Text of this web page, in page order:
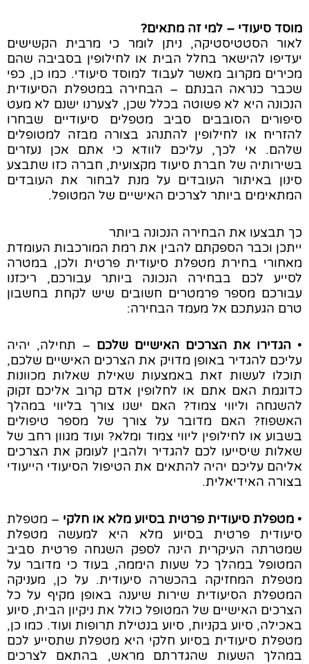
מוסד סיעודי – למי זה מתאים?
לאור הסטטיסטיקה, ניתן לומר כי מרבית הקשישים
יעדיפו להישאר בחלל הבית או לחילופין בסביבה שהם
מכירים מקרוב מאשר לעבוד למוסד סיעודי. כמו כן, כפי
שכבר כנראה הבנתם – הבחירה במטפלת הסיעודית
הנכונה היא לא פשוטה בכלל שכן, לצערנו ישנם לא מעט
סיפורים הסובבים סביב מטפלים סיעודיים שבחרו
להזריח או לחילופין להתנהג בצורה מבזה למטופלים
שלהם. אי לכך, עליכם לוודא כי אתם אכן נעזרים
בשירותיה של חברת סיעוד מקצועית, חברה כזו שתבצע
סינון באיתור העובדים על מנת לבחור את העובדים
המתאימים ביותר לצרכים האישיים של המטופל.
כך תבצעו את הבחירה הנכונה ביותר
ייתכן וכבר הספקתם להבין את רמת המורכבות העומדת
מאחורי בחירת מטפלת סיעודית פרטית ולכן, במטרה
לסייע לכם בבחירה הנכונה ביותר עבורכם, ריכזנו
עבורכם מספר פרמטרים חשובים שיש לקחת בחשבון
טרם הגעתכם אל מעמד הבחירה:
• הגדירו את הצרכים האישיים שלכם – תחילה, יהיה
עליכם להגדיר באופן מדויק את הצרכים האישיים שלכם,
תוכלו לעשות זאת באמצעות שאילת שאלות מכוונות
כדוגמת האם אתם או לחלופין אדם קרוב אליכם זקוק
להשגחה וליווי צמוד? האם ישנו צורך בליווי במהלך
האשפוז? האם מדובר על צורך של מספר טיפולים
בשבוע או לחילופין ליווי צמוד ומלא? ועוד מגוון רחב של
שאלות שיסייעו לכם להגדיר ולהבין לעומק את הצרכים
אליהם עליכם יהיה להתאים את הטיפול הסיעודי הייעודי
בצורה האידיאלית.
• מטפלת סיעודית פרטית בסיוע מלא או חלקי – מטפלת
סיעודית פרטית בסיוע מלא היא למעשה מטפלת
שמטרתה העיקרית הינה לספק השגחה פרטית סביב
המטופל במהלך כל שעות היממה, בעוד כי מדובר על
מטפלת המחזיקה בהכשרה סיעודית. על כן, מעניקה
המטפלת הסיעודית שירות שיענה באופן מקיף על כל
הצרכים האישיים של המטופל כולל את ניקיון הבית, סיוע
באכילה, סיוע בקניות, סיוע בנטילת תרופות ועוד. כמו כן,
מטפלת סיעודית בסיוע חלקי היא מטפלת שתסייע לכם
במהלך השעות שהגדרתם מראש, בהתאם לצרכים